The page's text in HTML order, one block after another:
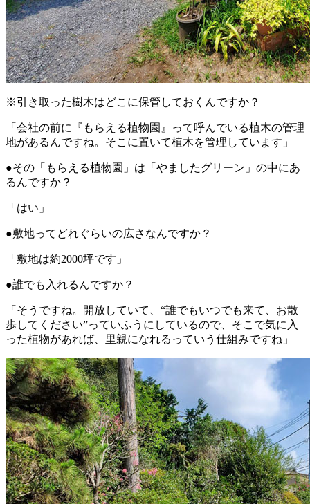
※引き取った樹木はどこに保管しておくんですか？
「会社の前に『もらえる植物園』って呼んでいる植木の管理
地があるんですね。そこに置いて植木を管理しています」
●その「もらえる植物園」は「やましたグリーン」の中にあ
るんですか？
「はい」
●敷地ってどれぐらいの広さなんですか？
「敷地は約2000坪です」
●誰でも入れるんですか？
「そうですね。開放していて、“誰でもいつでも来て、お散
歩してください”っていふうにしているので、そこで気に入
った植物があれば、里親になれるっていう仕組みですね」